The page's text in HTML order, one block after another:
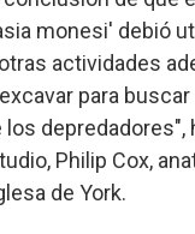
monesi' debió
actividades
para
depredadores",
Philip Cox,
de York.